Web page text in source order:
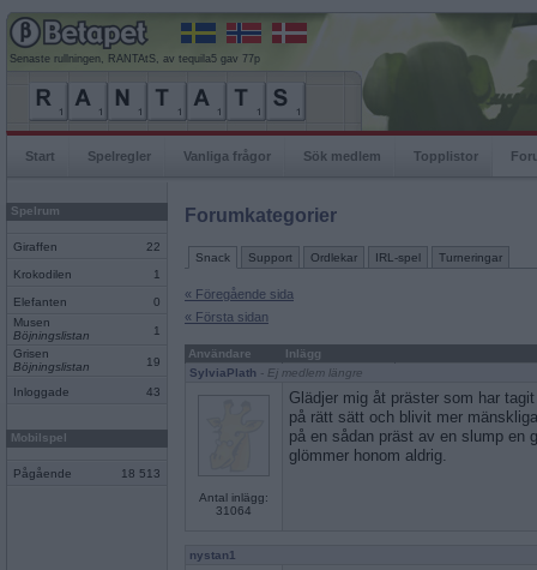
Senaste rullningen, RANTAtS, av tequila5 gav 77p
Start Spelregler Vanliga frågor Sök medlem Topplistor
Spelrum
Giraffen 22
Krokodilen 1
Elefanten
0
Musen
Böjningslistan
1
Grisen
Böjningslistan
19
Inloggade 43
Mobilspel
Pågående 18 513
Forumkategorier
Snack Support Ordlekar IRL-spel Turneringar
« Föregående sida
« Första sidan
Användare
Inlägg
SylviaPlath - Ej medlem längre
Antal inlägg:
31064
Glädjer mig åt präster som har
på rätt sätt och blivit mer
på en sådan präst av en slump en
glömmer honom aldrig.
nystan1